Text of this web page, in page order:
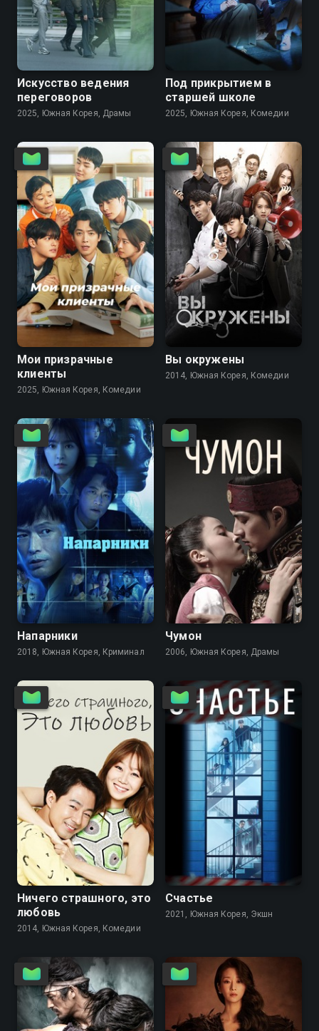
7.8
Искусство ведения
переговоров
2025, Южная Корея, Драмы
7.7
Под прикрытием в
старшей школе
2025, Южная Корея, Комедии
7.3
Мои призрачные
клиенты
2025, Южная Корея, Комедии
8.0 7.5
Вы окружены
2014, Южная Корея, Комедии
8.3 8.1
Напарники
2018, Южная Корея, Криминал
8.6 8.1
Чумон
2006, Южная Корея, Драмы
8.1 8.3
Ничего страшного, это
любовь
2014, Южная Корея, Комедии
8.2 7.7
Счастье
2021, Южная Корея, Экшн